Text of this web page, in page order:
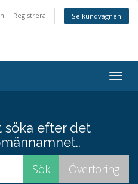
Registrera Se kundvagnen
söka efter det